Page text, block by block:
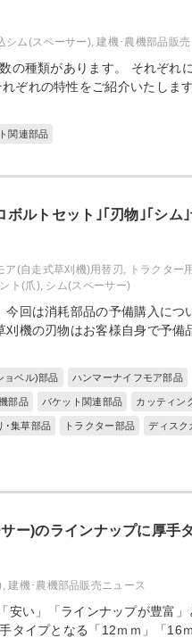
シム(スペーサー),建機･農機部品販売
の種類があります。 それぞれ
ぞれの特性をご紹介いたしま
関連部品
ボルトセット｣｢刃物｣｢シム
ア(自走式草刈機)用替刃 , トラクター
ト(爪), シム(スペーサー)
回は消耗部品の予備購入につ
機の刃物はお客様自身で予備
ョベル)部品 ハンマーナイフモア部品
部品 バケット関連部品 カッティン
･集草部品 トラクター部品 ディスク
ー)のラインナップに厚手
,建機･農機部品販売ニュース
安い」「ラインナップが豊富
タイプとなる「12ｍｍ」「16